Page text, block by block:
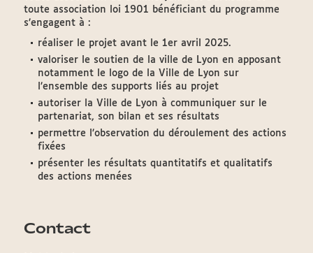
toute association loi 1901 bénéficiant du programme
s’engagent à :
réaliser le projet avant le 1er avril 2025.
valoriser le soutien de la ville de Lyon en apposant
notamment le logo de la Ville de Lyon sur
l’ensemble des supports liés au projet
autoriser la Ville de Lyon à communiquer sur le
partenariat, son bilan et ses résultats
permettre l’observation du déroulement des actions
fixées
présenter les résultats quantitatifs et qualitatifs
des actions menées
Contact